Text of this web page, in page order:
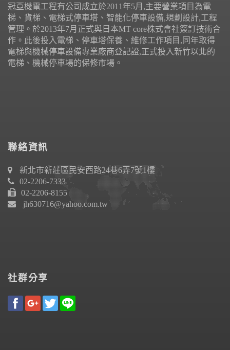
冠亞機電工程有公司成立於2011年5月,主要營業項目為電
梯、貨梯、電梯式停車塔、智能化停車設備,規劃設計,工程
管理。於2013年7月正式與日本MT core株式會社簽訂技術合
作。此後投入電梯、停車塔保養、維修工作項目,同年取得
電梯與機械停車設備專業廠商登記證,正式投入新竹以北的
電梯、機械停車場的保修市場。
聯絡資訊
新北市新莊區民安西路24巷6弄7號1樓
02-2206-7333
02-2206-8155
jh630716@yahoo.com.tw
社群分享